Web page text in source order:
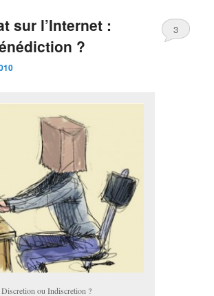
sur l’Internet :
?
3
ou Indiscretion ?